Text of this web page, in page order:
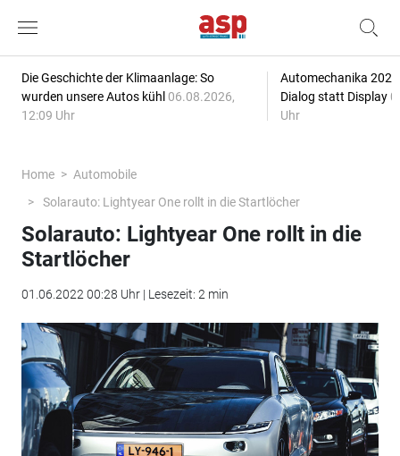
Die Geschichte der Klimaanlage: So
wurden unsere Autos kühl 06.08.2026,
12:09 Uhr
Automechanika
Dialog statt Display
Uhr
Home
Automobile
Solarauto: Lightyear One rollt in die Startlöcher
Solarauto: Lightyear One rollt in die
Startlöcher
01.06.2022 00:28 Uhr | Lesezeit: 2 min